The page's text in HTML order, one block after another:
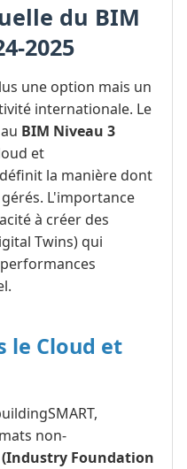
du BIM
2025
une option mais un
internationale. Le
au BIM Niveau 3
et
la manière dont
L'importance
à créer des
Twins) qui
le Cloud et
non-
(Industry Foundation